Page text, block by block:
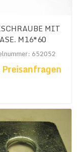
MIT
M16*60
652052